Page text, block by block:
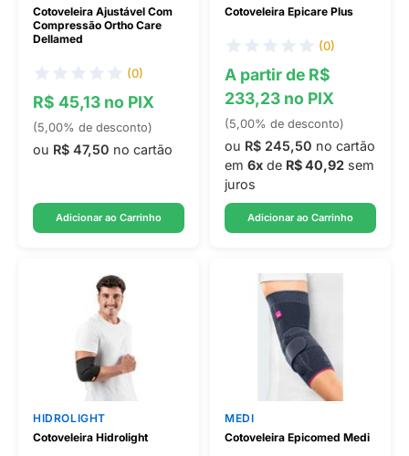
Cotoveleira Ajustável Com
Compressão Ortho Care
Dellamed
(0)
R$ 45,13 no PIX
(5,00% de desconto)
ou R$ 47,50 no cartão
Adicionar ao Carrinho
Cotoveleira Epicare Plus
(0)
A partir de R$
233,23 no PIX
(5,00% de desconto)
ou R$ 245,50 no cartão
em 6x de R$ 40,92 sem
juros
Adicionar ao Carrinho
HIDROLIGHT
Cotoveleira Hidrolight
MEDI
Cotoveleira Epicomed Medi